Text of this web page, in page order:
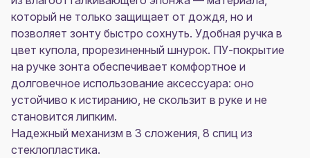
который не только защищает от дождя, но и
позволяет зонту быстро сохнуть. Удобная ручка в
цвет купола, прорезиненный шнурок. ПУ-покрытие
на ручке зонта обеспечивает комфортное и
долговечное использование аксессуара: оно
устойчиво к истиранию, не скользит в руке и не
становится липким.
Надежный механизм в 3 сложения, 8 спиц из
стеклопластика.